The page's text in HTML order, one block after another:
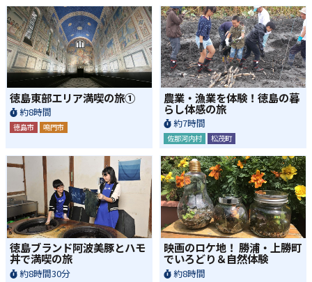
徳島東部エリア満喫の旅①
約8時間
徳島市 鳴門市
農業・漁業を体験！徳島の暮
らし体感の旅
約7時間
佐那河内村 松茂町
徳島ブランド阿波美豚とハモ
丼で満喫の旅
約8時間30分
映画のロケ地！ 勝浦・上勝町
でいろどり＆自然体験
約8時間